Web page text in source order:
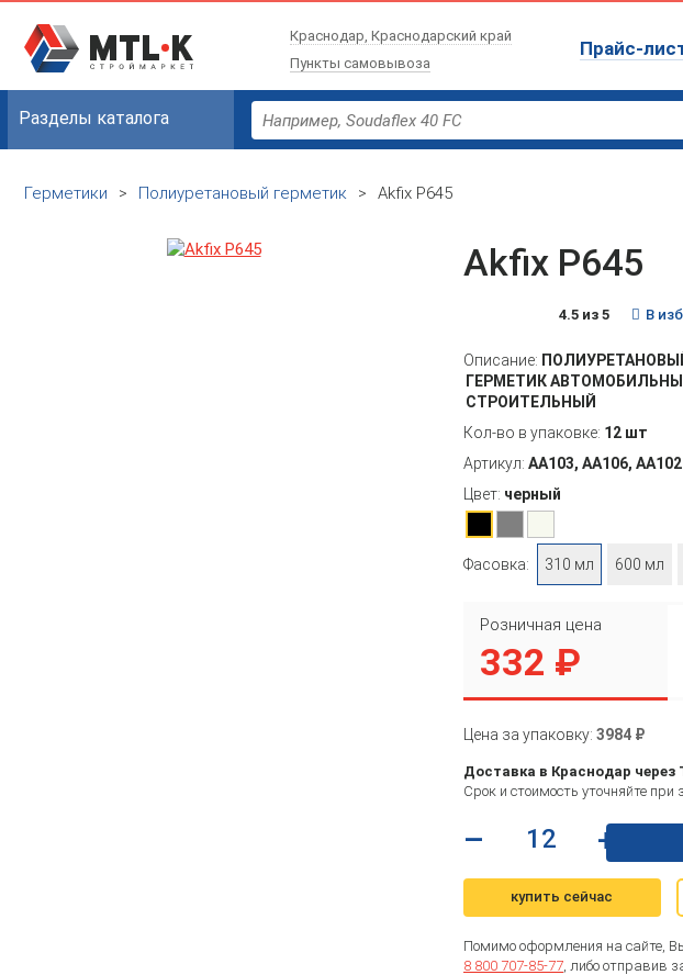
Краснодар, Краснодарский край
Пункты самовывоза
Прайс-
Разделы каталога
Герметики > Полиуретановый герметик > Akfix P645
Akfix P645
4.5 из 5 В
Описание:
ГЕРМЕТИК
СТРОИТЕЛЬНЫЙ
Кол-во в упаковке: 12 шт
Артикул: AA103, AA106, AA102
Цвет: черный
Фасовка: 310 мл 600 мл
Розничная цена
332 ₽
Цена за упаковку: 3984 ₽
Доставка в Краснодар
Срок и стоимость уточняйте при
– +
купить сейчас
Помимо оформления на сайте,
8 800 707-85-77 , либо отправив